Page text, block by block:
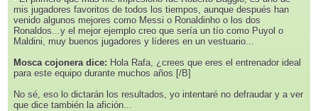
mis jugadores favoritos de todos los tiempos, aunque después han
venido algunos mejores como Messi o Ronaldinho o los dos
Ronaldos...y el mejor ejemplo creo que sería un tío como Puyol o
Maldini, muy buenos jugadores y líderes en un vestuario...
Mosca cojonera dice: Hola Rafa, ¿crees que eres el entrenador ideal
para este equipo durante muchos años [/B]
No sé, eso lo dictarán los resultados, yo intentaré no defraudar y a ver
que dice también la afición...